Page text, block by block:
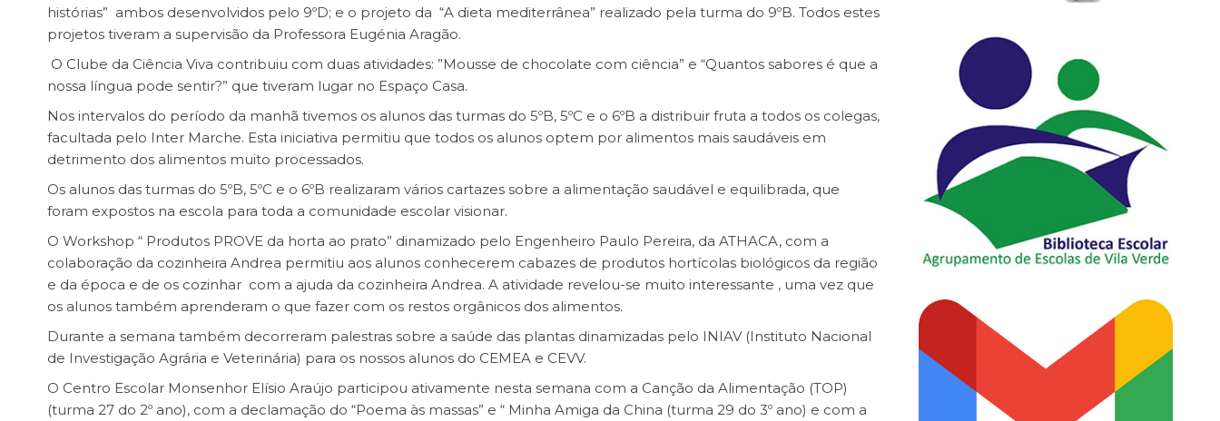
histórias” ambos desenvolvidos pelo 9ºD; e o projeto da “A dieta mediterrânea” realizado pela turma do 9ºB. Todos estes
projetos tiveram a supervisão da Professora Eugénia Aragão.
O Clube da Ciência Viva contribuiu com duas atividades: ”Mousse de chocolate com ciência” e “Quantos sabores é que a
nossa língua pode sentir?” que tiveram lugar no Espaço Casa.
Nos intervalos do período da manhã tivemos os alunos das turmas do 5ºB, 5ºC e o 6ºB a distribuir fruta a todos os colegas,
facultada pelo Inter Marche. Esta iniciativa permitiu que todos os alunos optem por alimentos mais saudáveis em
detrimento dos alimentos muito processados.
Os alunos das turmas do 5ºB, 5ºC e o 6ºB realizaram vários cartazes sobre a alimentação saudável e equilibrada, que
foram expostos na escola para toda a comunidade escolar visionar.
O Workshop “ Produtos PROVE da horta ao prato” dinamizado pelo Engenheiro Paulo Pereira, da ATHACA, com a
colaboração da cozinheira Andrea permitiu aos alunos conhecerem cabazes de produtos hortícolas biológicos da região
e da época e de os cozinhar com a ajuda da cozinheira Andrea. A atividade revelou-se muito interessante , uma vez que
os alunos também aprenderam o que fazer com os restos orgânicos dos alimentos.
Durante a semana também decorreram palestras sobre a saúde das plantas dinamizadas pelo INIAV (Instituto Nacional
de Investigação Agrária e Veterinária) para os nossos alunos do CEMEA e CEVV.
O Centro Escolar Monsenhor Elísio Araújo participou ativamente nesta semana com a Canção da Alimentação (TOP)
(turma 27 do 2º ano), com a declamação do “Poema às massas” e “ Minha Amiga da China (turma 29 do 3º ano) e com a